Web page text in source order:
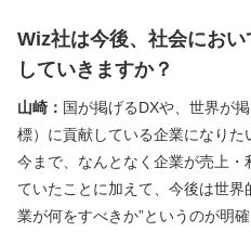
Wiz社は今後、社会にお
していきますか？
山崎： 国が掲げるDXや、世界が
標）に貢献している企業になりた
今まで、なんとなく企業が売上
ていたことに加えて、今後は世界
業が何をすべきか”というのが明